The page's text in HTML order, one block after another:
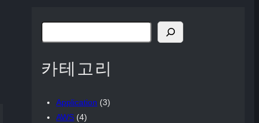
索
카테고리
Application (3)
AWS (4)